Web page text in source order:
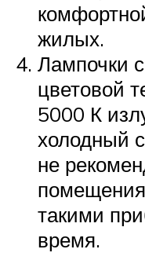
жилых.
Лампочки
цветовой
5000 К
холодный
не
такими
время.